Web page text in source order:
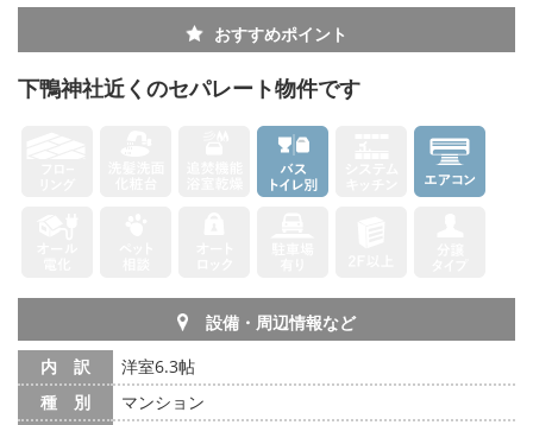
おすすめポイント
下鴨神社近くのセパレート物件です
設備・周辺情報など
内 訳
洋室6.3帖
種 別
マンション